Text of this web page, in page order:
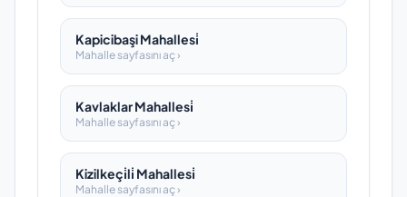
Kapicibaşi Mahallesi̇
Mahalle sayfasını aç ›
Kavlaklar Mahallesi̇
Mahalle sayfasını aç ›
Kizilkeçi̇li̇ Mahallesi̇
Mahalle sayfasını aç ›